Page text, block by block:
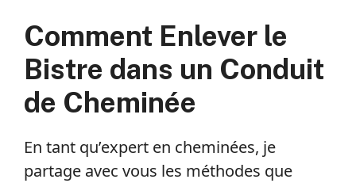
Comment Enlever le
Bistre dans un Conduit
de Cheminée
En tant qu’expert en cheminées, je
partage avec vous les méthodes que